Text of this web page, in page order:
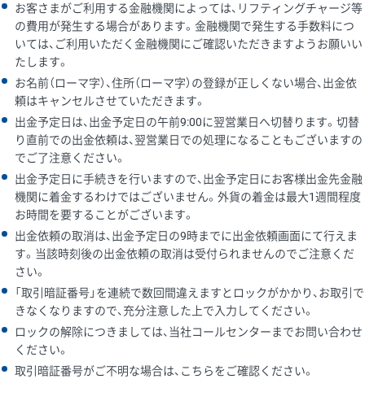
お客さまがご利用する金融機関によっては、リフティングチャージ等
の費用が発生する場合があります。金融機関で発生する手数料につ
いては、ご利用いただく金融機関にご確認いただきますようお願いい
たします。
お名前（ローマ字）、住所（ローマ字）の登録が正しくない場合、出金依
頼はキャンセルさせていただきます。
出金予定日は、出金予定日の午前9:00に翌営業日へ切替ります。切替
り直前での出金依頼は、翌営業日での処理になることもございますの
でご了注意ください。
出金予定日に手続きを行いますので、出金予定日にお客様出金先金融
機関に着金するわけではございません。外貨の着金は最大1週間程度
お時間を要することがございます。
出金依頼の取消は、出金予定日の9時までに出金依頼画面にて行えま
す。当該時刻後の出金依頼の取消は受付られませんのでご注意くだ
さい。
「取引暗証番号」を連続で数回間違えますとロックがかかり、お取引で
きなくなりますので、充分注意した上で入力してください。
ロックの解除につきましては、当社コールセンターまでお問い合わせ
ください。
取引暗証番号がご不明な場合は、こちらをご確認ください。